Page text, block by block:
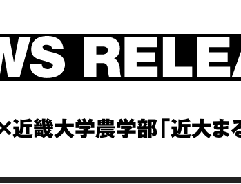
近畿大学農学部「近大ま